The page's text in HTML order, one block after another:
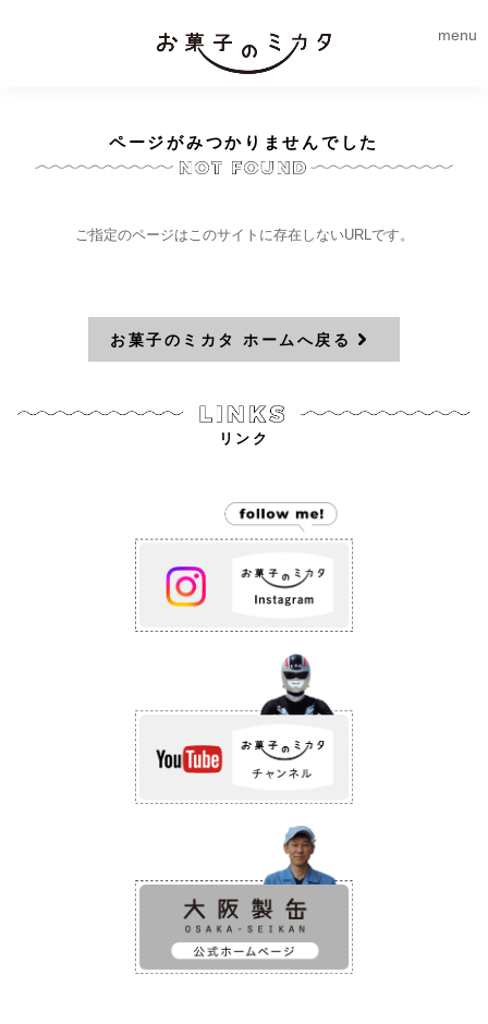
menu
ページがみつかりませんでした
ご指定のページはこのサイトに存在しないURLです。
お菓子のミカタ ホームへ戻る
リンク